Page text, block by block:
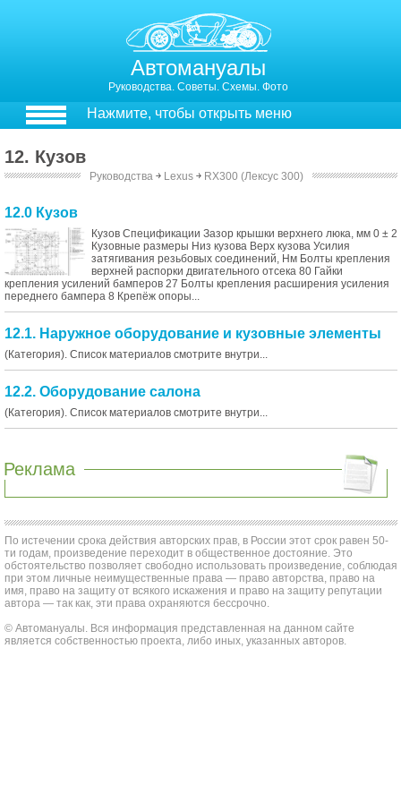
Автомануалы
Руководства. Советы. Схемы. Фото
Нажмите, чтобы открыть меню
12. Кузов
Руководства ￫ Lexus ￫ RX300 (Лексус 300)
12.0 Кузов
Кузов Спецификации Зазор крышки верхнего люка, мм 0 ± 2
Кузовные размеры Низ кузова Верх кузова Усилия
затягивания резьбовых соединений, Нм Болты крепления
верхней распорки двигательного отсека 80 Гайки
крепления усилений бамперов 27 Болты крепления расширения усиления
переднего бампера 8 Крепёж опоры...
12.1. Наружное оборудование и кузовные элементы
(Категория). Список материалов смотрите внутри...
12.2. Оборудование салона
(Категория). Список материалов смотрите внутри...
Реклама
По истечении срока действия авторских прав, в России этот срок равен 50-
ти годам, произведение переходит в общественное достояние. Это
обстоятельство позволяет свободно использовать произведение, соблюдая
при этом личные неимущественные права — право авторства, право на
имя, право на защиту от всякого искажения и право на защиту репутации
автора — так как, эти права охраняются бессрочно.
© Автомануалы. Вся информация представленная на данном сайте
является собственностью проекта, либо иных, указанных авторов.